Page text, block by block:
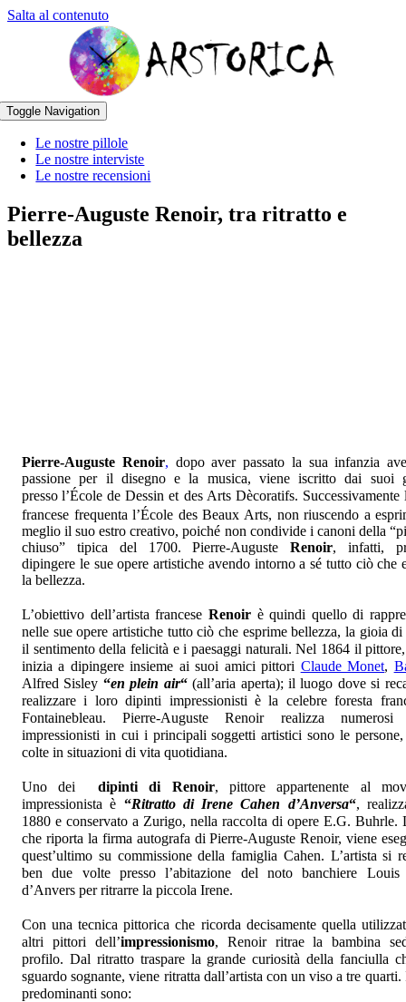
Salta al contenuto
Toggle Navigation
Le nostre pillole
Le nostre interviste
Le nostre recensioni
Pierre-Auguste Renoir, tra ritratto e
bellezza
Pierre-Auguste Renoir, dopo aver passato la sua infanzia
passione per il disegno e la musica, viene iscritto dai suoi
presso l’École de Dessin et des Arts Dècoratifs. Successivamente
francese frequenta l’École des Beaux Arts, non riuscendo a
meglio il suo estro creativo, poiché non condivide i canoni della
chiuso” tipica del 1700. Pierre-AugusteRenoir, infatti,
dipingere le sue opere artistiche avendo intorno a sé tutto ciò che
la bellezza.
L’obiettivo dell’artista francese Renoirè quindi quello di
nelle sue opere artistiche tutto ciò che esprime bellezza, la gioia
il sentimento della felicità e i paesaggi naturali. Nel 1864 il
inizia a dipingere insieme ai suoi amici pittori Claude Monet,
Alfred Sisley “en plein air“(all’aria aperta); il luogo dove si
realizzare i loro dipinti impressionisti è la celebre foresta
Fontainebleau. Pierre-Auguste Renoir realizza numerosi
impressionisti in cui i principali soggetti artistici sono le persone,
colte in situazioni di vita quotidiana.
Uno dei dipinti di Renoir, pittore appartenente al
impressionista è “Ritratto di Irene Cahen d’Anversa“,
1880 e conservato a Zurigo, nella raccolta di opere E.G. Buhrle.
che riporta la firma autografa di Pierre-Auguste Renoir, viene
quest’ultimo su commissione della famiglia Cahen. L’artista si
ben due volte presso l’abitazione del noto banchiere Louis
d’Anvers per ritrarre la piccola Irene.
Con una tecnica pittorica che ricorda decisamente quella
altri pittori dell’impressionismo, Renoir ritrae la bambina
profilo. Dal ritratto traspare la grande curiosità della fanciulla
sguardo sognante, viene ritratta dall’artista con un viso a tre
predominanti sono: